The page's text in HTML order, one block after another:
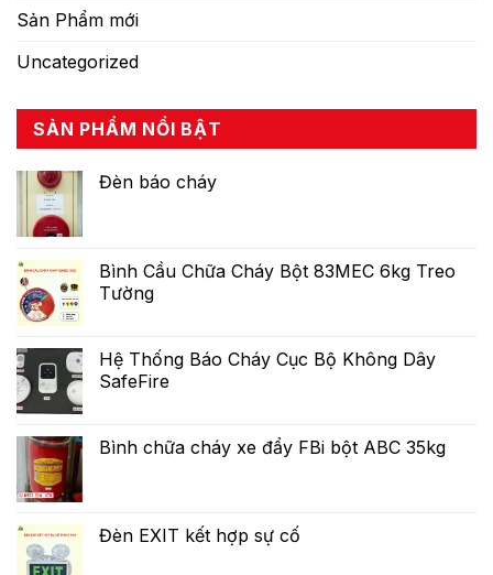
Sản Phẩm mới
Uncategorized
SẢN PHẨM NỔI BẬT
Đèn báo cháy
Bình Cầu Chữa Cháy Bột 83MEC 6kg Treo
Tường
Hệ Thống Báo Cháy Cục Bộ Không Dây
SafeFire
Bình chữa cháy xe đẩy FBi bột ABC 35kg
Đèn EXIT kết hợp sự cố